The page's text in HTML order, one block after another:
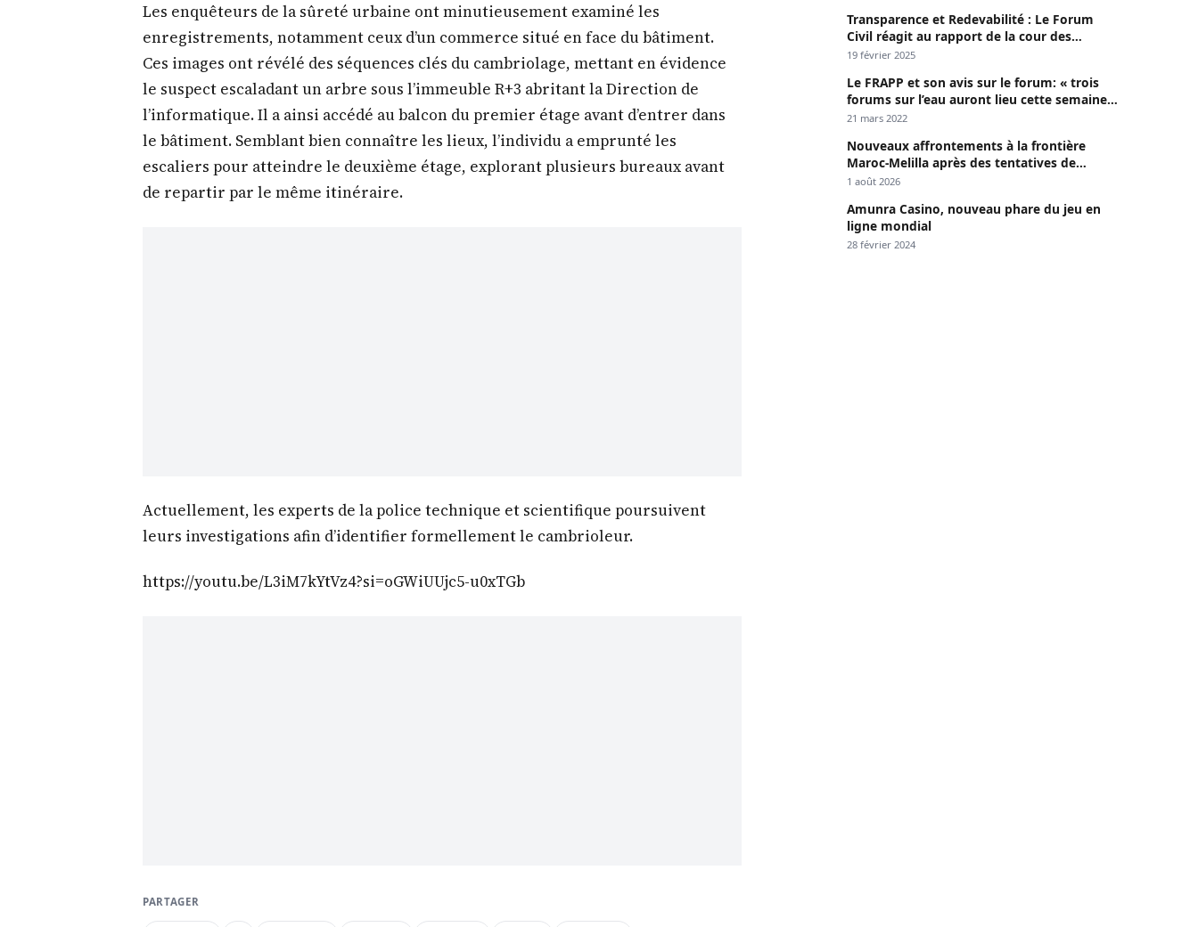
Les enquêteurs de la sûreté urbaine ont minutieusement examiné les
enregistrements, notamment ceux d’un commerce situé en face du bâtiment.
Ces images ont révélé des séquences clés du cambriolage, mettant en évidence
le suspect escaladant un arbre sous l’immeuble R+3 abritant la Direction de
l’informatique. Il a ainsi accédé au balcon du premier étage avant d’entrer dans
le bâtiment. Semblant bien connaître les lieux, l’individu a emprunté les
escaliers pour atteindre le deuxième étage, explorant plusieurs bureaux avant
de repartir par le même itinéraire.
Actuellement, les experts de la police technique et scientifique poursuivent
leurs investigations afin d’identifier formellement le cambrioleur.
https://youtu.be/L3iM7kYtVz4?si=oGWiUUjc5-u0xTGb
PARTAGER
Transparence et Redevabilité : Le Forum
Civil réagit au rapport de la cour des
comptes
19 février 2025
Le FRAPP et son avis sur le forum: « trois
forums sur l’eau auront lieu cette semaine à
Dakar »
21 mars 2022
Nouveaux affrontements à la frontière
Maroc-Melilla après des tentatives de
passage
1 août 2026
Amunra Casino, nouveau phare du jeu en
ligne mondial
28 février 2024